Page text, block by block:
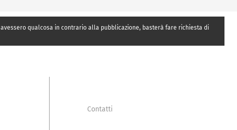
qualcosa in contrario alla pubblicazione, basterà fare richiesta di
Contatti